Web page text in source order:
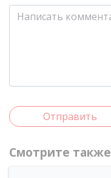
Отправить
Смотрите также